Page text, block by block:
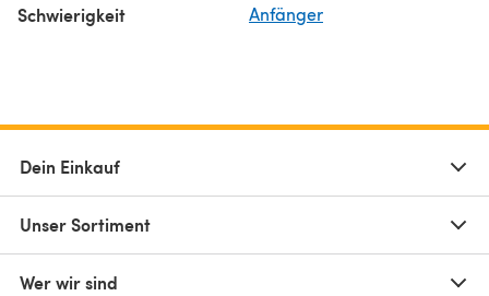
Schwierigkeit Anfänger
Dein Einkauf
Unser Sortiment
Wer wir sind